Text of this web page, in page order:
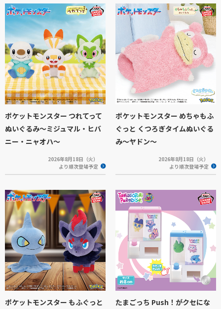
ポケットモンスター つれてって
ぬいぐるみ～ミジュマル・ヒバ
ニー・ニャオハ～
2026年8月18日（火）
より順次登場予定
ポケットモンスター めちゃもふ
ぐっと くつろぎタイムぬいぐる
み～ヤドン～
2026年8月18日（火）
より順次登場予定
ポケットモンスター もふぐっと
たまごっち Push！がクセにな